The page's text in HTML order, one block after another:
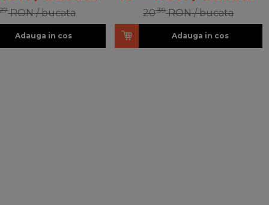
RON / bucata
Adauga in cos
2039 RON / bucata
Adauga in cos